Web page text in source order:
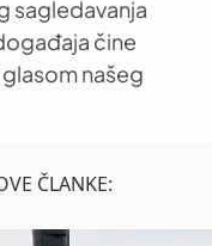
sagledavanja
čine
našeg
ČLANKE: